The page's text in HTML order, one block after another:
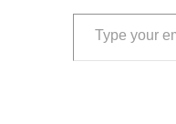
Type your email…